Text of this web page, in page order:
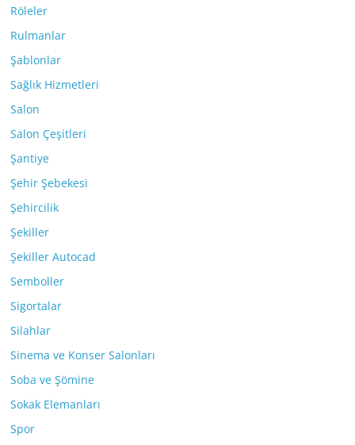
Röleler
Rulmanlar
Şablonlar
Sağlık Hizmetleri
Salon
Salon Çeşitleri
Şantiye
Şehir Şebekesi
Şehircilik
Şekiller
Şekiller Autocad
Semboller
Sigortalar
Silahlar
Sinema ve Konser Salonları
Soba ve Şömine
Sokak Elemanları
Spor